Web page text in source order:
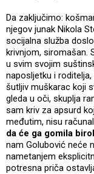
Da zaključimo:
njegov junak Nikola
socijalna služba
krivnjom, siromašan.
u svim svojim
naposljetku i
šutljiv muškarac koji
gleda u oči, skuplja
sam kriv za apsurd
međutim, nisu
da će ga gomila
nam Golubović neće
nametanjem
potresna priča